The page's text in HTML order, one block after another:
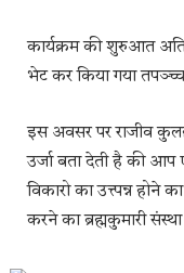
कार्यक्रम की शुरुआत
भेट कर किया गया
इस अवसर पर राजीव
उर्जा बता देती है की
विकारो का उत्त्पन्न होने
करने का ब्रह्मकुमारी